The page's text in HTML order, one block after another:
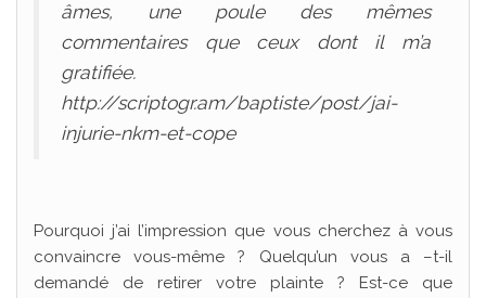
âmes, une poule des mêmes
commentaires que ceux dont il m’a
gratifiée.
http://scriptogr.am/baptiste/post/jai-
injurie-nkm-et-cope
Pourquoi j’ai l’impression que vous cherchez à vous
convaincre vous-même ? Quelqu’un vous a –t-il
demandé de retirer votre plainte ? Est-ce que